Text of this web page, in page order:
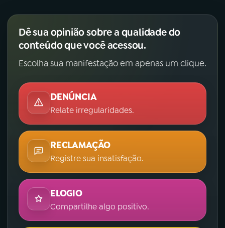
Dê sua opinião sobre a qualidade do
conteúdo que você acessou.
Escolha sua manifestação em apenas um clique.
DENÚNCIA
Relate irregularidades.
RECLAMAÇÃO
Registre sua insatisfação.
ELOGIO
Compartilhe algo positivo.